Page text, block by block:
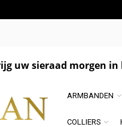
uw sieraad morgen in
ARMBANDEN
COLLIERS